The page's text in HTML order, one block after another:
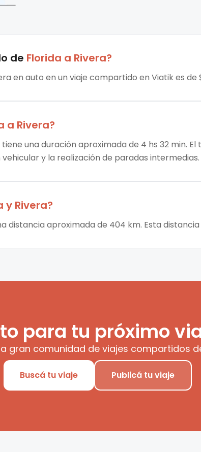
de Florida a Rivera?
en auto en un viaje compartido en Viatik es de
a Rivera?
una duración aproximada de 4 hs 32 min.
y la realización de paradas intermedias.
y Rivera?
distancia aproximada de 404 km. Esta
para tu próximo
gran comunidad de viajes compartidos
Buscá tu viaje Publicá tu viaje